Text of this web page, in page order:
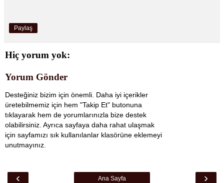
Paylaş
Hiç yorum yok:
Yorum Gönder
Desteğiniz bizim için önemli. Daha iyi içerikler
üretebilmemiz için hem "Takip Et" butonuna
tıklayarak hem de yorumlarınızla bize destek
olabilirsiniz. Ayrıca sayfaya daha rahat ulaşmak
için sayfamızı sık kullanılanlar klasörüne eklemeyi
unutmayınız.
‹ ›
Ana Sayfa